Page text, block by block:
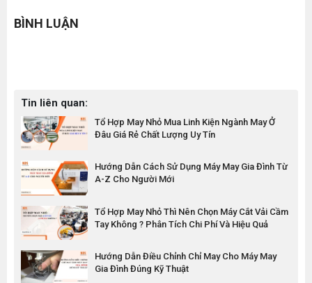
BÌNH LUẬN
Tin liên quan:
Tổ Hợp May Nhỏ Mua Linh Kiện Ngành May Ở
Đâu Giá Rẻ Chất Lượng Uy Tín
Hướng Dẫn Cách Sử Dụng Máy May Gia Đình Từ
A-Z Cho Người Mới
Tổ Hợp May Nhỏ Thì Nên Chọn Máy Cắt Vải Cầm
Tay Không ? Phân Tích Chi Phí Và Hiệu Quả
Hướng Dẫn Điều Chỉnh Chỉ May Cho Máy May
Gia Đình Đúng Kỹ Thuật